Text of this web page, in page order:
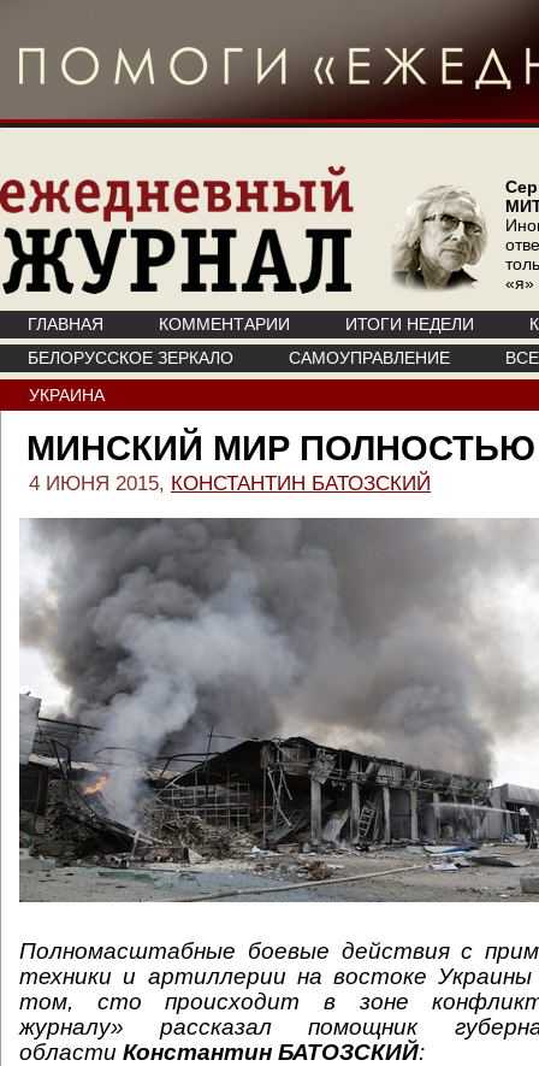
«я»
ГЛАВНАЯ КОММЕНТАРИИ ИТОГИ НЕДЕЛИ
БЕЛОРУССКОЕ ЗЕРКАЛО
САМОУПРАВЛЕНИЕ
УКРАИНА
МИНСКИЙ МИР
4 ИЮНЯ 2015, КОНСТАНТИН БАТОЗСКИЙ
Полномасштабные боевые действия с
техники и артиллерии на востоке Украины
том, сто происходит в зоне
журналу» рассказал помощник
области Константин БАТОЗСКИЙ: